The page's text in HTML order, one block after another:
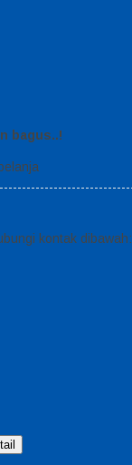
bagus..!
kontak dibawah: